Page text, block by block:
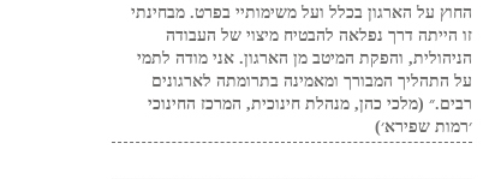
החוץ על הארגון בכלל ועל משימותיי בפרט. מבחינתי
זו הייתה דרך נפלאה להבטיח מיצוי של העבודה
הניהולית, והפקת המיטב מן הארגון. אני מודה לתמי
על התהליך המבורך ומאמינה בתרומתה לארגונים
רבים.״ (מלכי כהן, מנהלת חינוכית, המרכז החינוכי
׳רמות שפירא׳)